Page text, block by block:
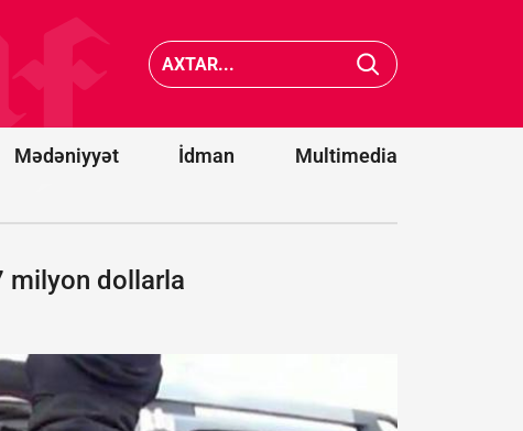
Mədəniyyət İdman Multimedia
cənubunda
avtobusların
toqquşması
nəticəsində
ölüb
milyon dollarla